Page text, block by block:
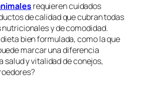
requieren cuidados
de calidad que cubran todas
y de comodidad.
bien formulada, como la que
marcar una diferencia
salud y vitalidad de conejos,